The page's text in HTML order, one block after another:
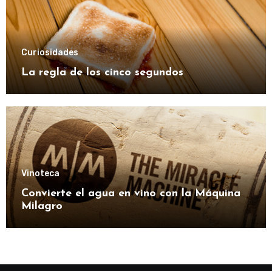
Curiosidades
La regla de los cinco segundos
Vinoteca
Convierte el agua en vino con la Máquina
Milagro